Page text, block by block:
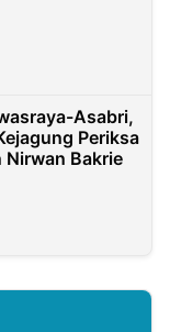
Asabri,
Periksa
Nirwan Bakrie